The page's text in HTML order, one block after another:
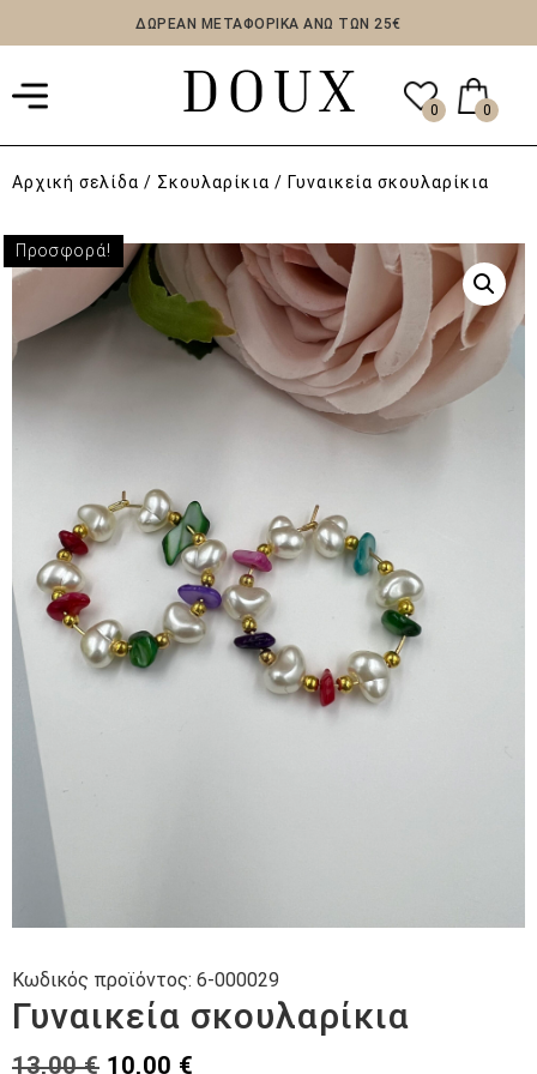
ΔΩΡΕΑΝ ΜΕΤΑΦΟΡΙΚΑ ΑΝΩ ΤΩΝ 25€
0 0
Αρχική σελίδα / Σκουλαρίκια / Γυναικεία σκουλαρίκια
Προσφορά!
Γυναικεία σκουλαρίκια
13,00€ Original
10,00 €
Κωδικός προϊόντος: 6-000029